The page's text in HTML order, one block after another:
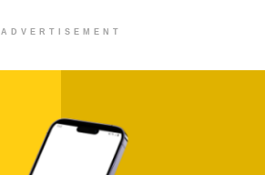
ADVERTISEMENT